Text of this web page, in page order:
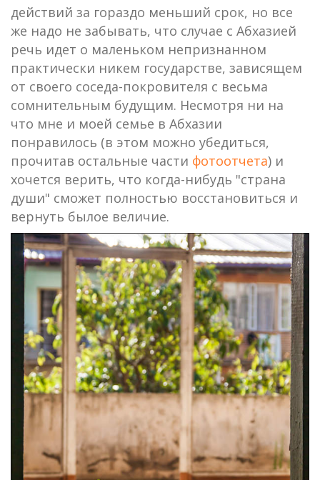
действий за гораздо меньший срок, но все
же надо не забывать, что случае с Абхазией
речь идет о маленьком непризнанном
практически никем государстве, зависящем
от своего соседа-покровителя с весьма
сомнительным будущим. Несмотря ни на
что мне и моей семье в Абхазии
понравилось (в этом можно убедиться,
прочитав остальные части фотоотчета) и
хочется верить, что когда-нибудь "страна
души" сможет полностью восстановиться и
вернуть былое величие.